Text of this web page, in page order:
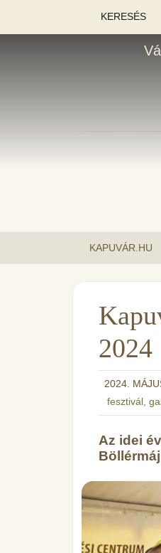
KERESÉS
KAPUVÁR.HU
2024
2024.
fesztivál
Az idei